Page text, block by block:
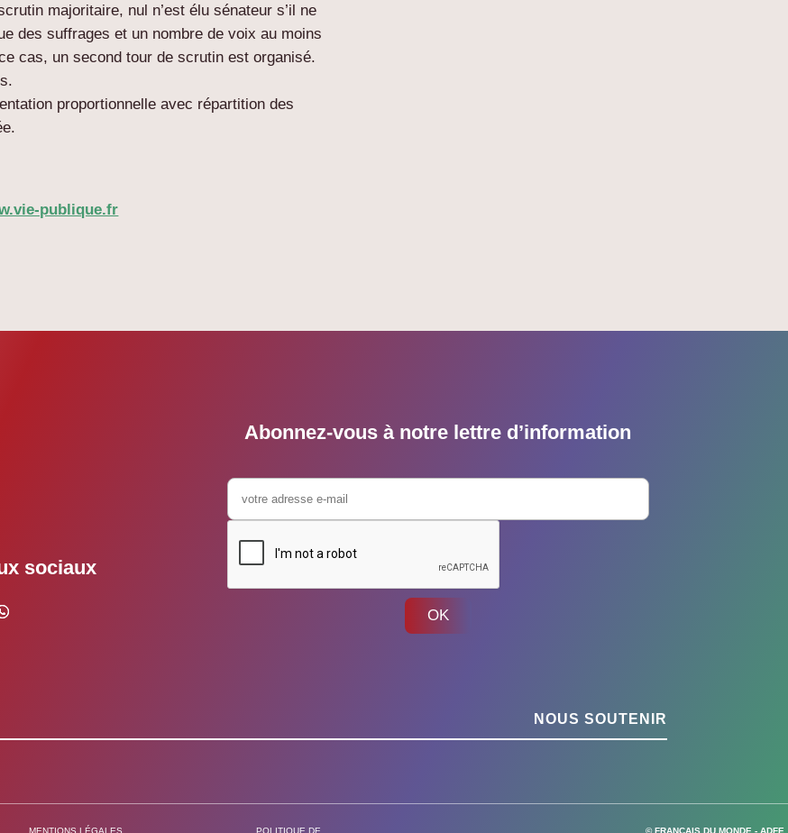
majoritaire, nul n’est élu sénateur s’il ne
des suffrages et un nombre de voix au moins
cas, un second tour de scrutin est organisé.
proportionnelle avec répartition des
publique.fr
sociaux
Abonnez-vous à notre lettre d’information
OK
NOUS SOUTENIR
MENTIONS LÉGALES POLITIQUE DE © FRANÇAIS DU MONDE - ADFE